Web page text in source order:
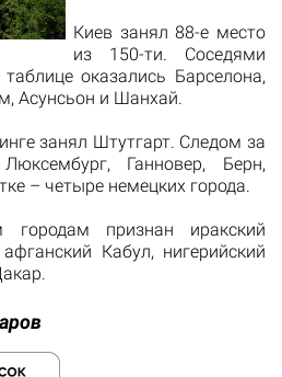
Киев занял 88-е место
из 150-ти. Соседями
оказались Барселона,
Асунсьон и Шанхай.
занял Штутгарт. Следом за
Ганновер, Берн,
– четыре немецких города.
городам признан иракский
Кабул, нигерийский